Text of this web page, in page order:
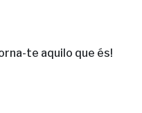
te aquilo que és!